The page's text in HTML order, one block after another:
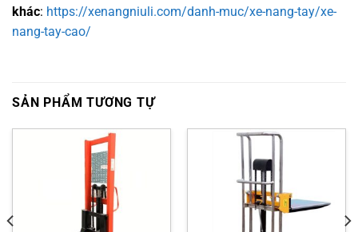
khác: https://xenangniuli.com/danh-muc/xe-nang-tay/xe-
nang-tay-cao/
SẢN PHẨM TƯƠNG TỰ